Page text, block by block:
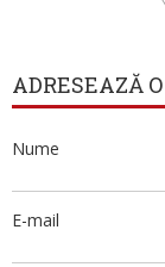
ADRESEAZĂ
Nume
E-mail